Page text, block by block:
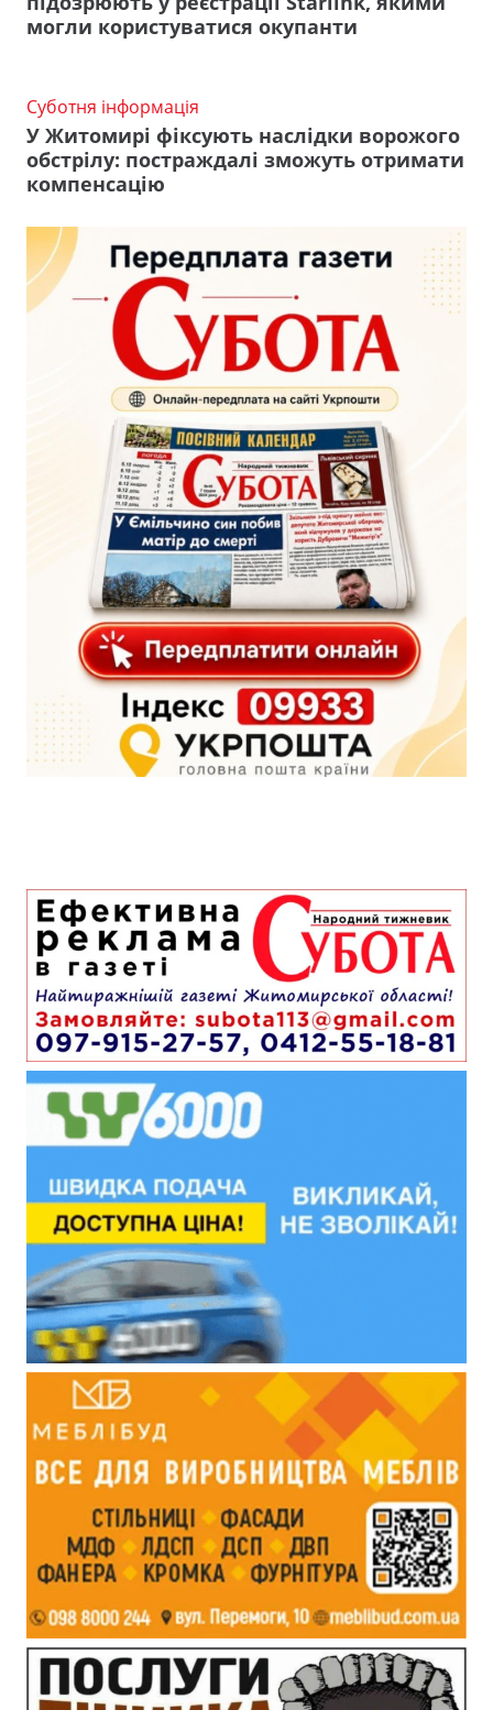
могли користуватися окупанти
Суботня інформація
У Житомирі фіксують наслідки ворожого
обстрілу: постраждалі зможуть отримати
компенсацію